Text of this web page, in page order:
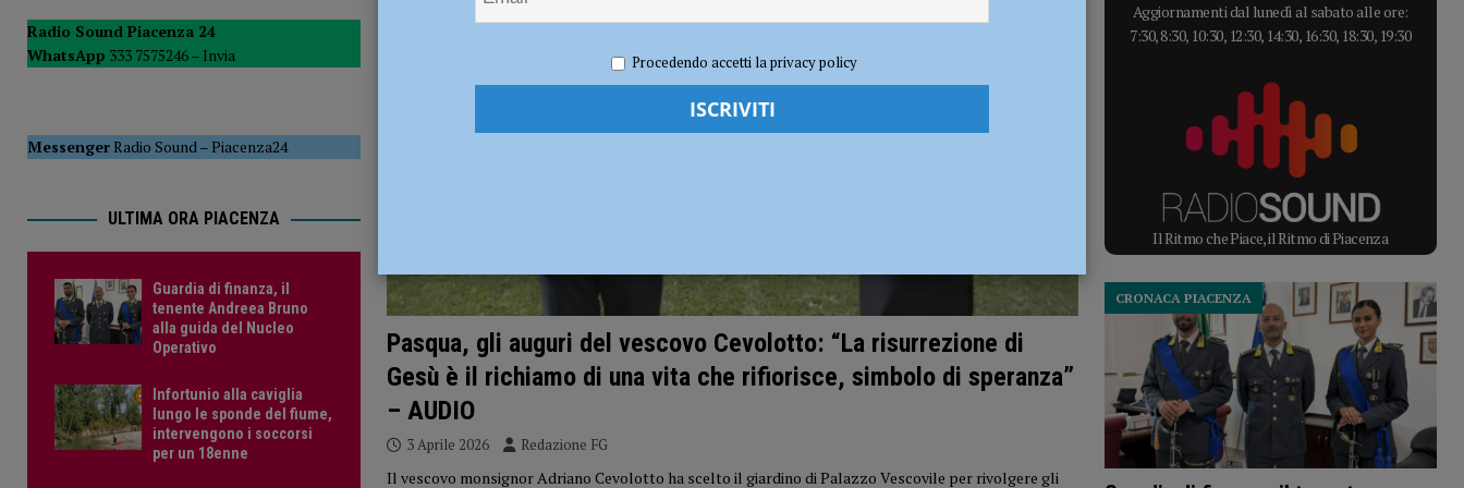
un nuovo gestore POLITICA
Pasqua, gli auguri del vescovo Cevolotto: “La risurrezione di
Gesù è il richiamo di una vita che rifiorisce, simbolo di speranza”
– AUDIO
3 Aprile 2026 Redazione FG
Il vescovo monsignor Adriano Cevolotto ha scelto il giardino di Palazzo Vescovile per rivolgere gli
Radio Sound Piacenza 24
WhatsApp 333 7575246 – Invia
MessengerRadio Sound–Piacenza24
ULTIMA ORA PIACENZA
Guardia di finanza, il
tenente Andreea Bruno
alla guida del Nucleo
Operativo
Infortunio alla caviglia
lungo le sponde del fiume,
intervengono i soccorsi
per un 18enne
Aggiornamenti dal lunedì al sabato alle ore:
7:30, 8:30, 10:30, 12:30, 14:30, 16:30, 18:30, 19:30
Il Ritmo che Piace, il Ritmo di Piacenza
CRONACA PIACENZA
Procedendo accetti la privacy policy